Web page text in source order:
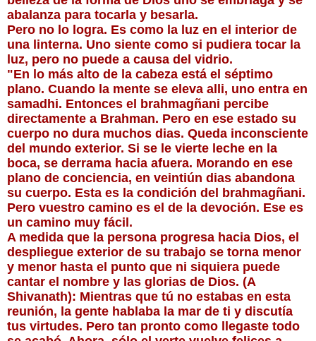
abalanza para tocarla y besarla.
Pero no lo logra. Es como la luz en el interior de
una linterna. Uno siente como si pudiera tocar la
luz, pero no puede a causa del vidrio.
"En lo más alto de la cabeza está el séptimo
plano. Cuando la mente se eleva alli, uno entra en
samadhi. Entonces el brahmagñani percibe
directamente a Brahman. Pero en ese estado su
cuerpo no dura muchos dias. Queda inconsciente
del mundo exterior. Si se le vierte leche en la
boca, se derrama hacia afuera. Morando en ese
plano de conciencia, en veintiún dias abandona
su cuerpo. Esta es la condición del brahmagñani.
Pero vuestro camino es el de la devoción. Ese es
un camino muy fácil.
A medida que la persona progresa hacia Dios, el
despliegue exterior de su trabajo se torna menor
y menor hasta el punto que ni siquiera puede
cantar el nombre y las glorias de Dios. (A
Shivanath): Mientras que tú no estabas en esta
reunión, la gente hablaba la mar de ti y discutía
tus virtudes. Pero tan pronto como llegaste todo